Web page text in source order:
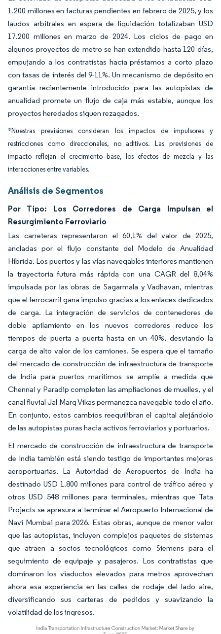
1.200 millones en facturas pendientes en febrero de 2025, y los
laudos arbitrales en espera de liquidación totalizaban USD
17.200 millones en marzo de 2024. Los ciclos de pago en
algunos proyectos de metro se han extendido hasta 120 días,
empujando a los contratistas hacia préstamos a corto plazo
con tasas de interés del 9-11%. Un mecanismo de depósito en
garantía recientemente introducido para las autopistas de
anualidad promete un flujo de caja más estable, aunque los
proyectos heredados siguen rezagados.
*Nuestras previsiones consideran los impactos de impulsores y
restricciones como direccionales, no aditivos. Las previsiones de
impacto reflejan el crecimiento base, los efectos de mezcla y las
interacciones entre variables.
Análisis de Segmentos
Por Tipo: Los Corredores de Carga Impulsan el
Resurgimiento Ferroviario
Las carreteras representaron el 60,1% del valor de 2025,
ancladas por el flujo constante del Modelo de Anualidad
Híbrida. Los puertos y las vías navegables interiores mantienen
la trayectoria futura más rápida con una CAGR del 8,04%
impulsada por las obras de Sagarmala y Vadhavan, mientras
que el ferrocarril gana impulso gracias a los enlaces dedicados
de carga. La integración de servicios de contenedores de
doble apilamiento en los nuevos corredores reduce los
tiempos de puerta a puerta hasta en un 40%, desviando la
carga de alto valor de los camiones. Se espera que el tamaño
del mercado de construcción de infraestructura de transporte
de India para puertos marítimos se amplíe a medida que
Chennai y Paradip completen las ampliaciones de muelles, y el
canal fluvial Jal Marg Vikas permanezca navegable todo el año.
En conjunto, estos cambios reequilibran el capital alejándolo
de las autopistas puras hacia activos ferroviarios y portuarios.
El mercado de construcción de infraestructura de transporte
de India también está siendo testigo de importantes mejoras
aeroportuarias. La Autoridad de Aeropuertos de India ha
destinado USD 1.800 millones para control de tráfico aéreo y
otros USD 548 millones para terminales, mientras que Tata
Projects se apresura a terminar el Aeropuerto Internacional de
Navi Mumbai para 2026. Estas obras, aunque de menor valor
que las autopistas, incluyen complejos paquetes de sistemas
que atraen a socios tecnológicos como Siemens para el
seguimiento de equipaje y pasajeros. Los contratistas que
dominaron los viaductos elevados para metros aprovechan
ahora esa experiencia en las calles de rodaje del lado aire,
diversificando sus carteras de pedidos y suavizando la
volatilidad de los ingresos.